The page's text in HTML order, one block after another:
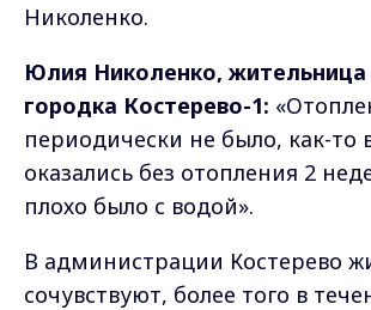
Николенко.
Юлия Николенко, жительница
городка Костерево-1:
периодически не было, как-
оказались без отопления 2
плохо было с водой».
В администрации Костерево
сочувствуют, более того в